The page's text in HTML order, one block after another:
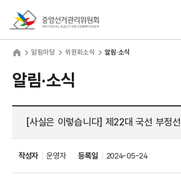
알림마당 위원회소식 알림·소식
알림·소식
[사실은 이렇습니다] 제22대 국선 부정
작성자 운영자 등록일 2024-05-24